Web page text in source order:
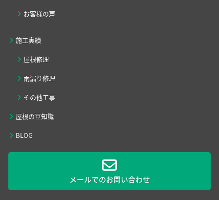
お客様の声
施工実績
屋根修理
雨漏り修理
その他工事
屋根の豆知識
BLOG
メールでのお問い合わせ